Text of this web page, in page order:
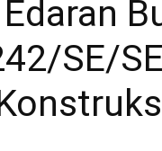
SE/